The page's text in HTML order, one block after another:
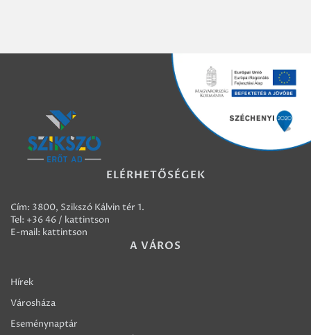
ELÉRHETŐSÉGEK
Cím: 3800, Szikszó Kálvin tér 1.
Tel: +36 46 / kattintson
E-mail: kattintson
A VÁROS
Hírek
Városháza
Eseménynaptár